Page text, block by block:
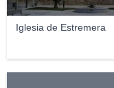
Iglesia de Estremera